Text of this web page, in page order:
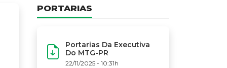
PORTARIAS
Portarias Da Executiva
Do MTG-PR
22/11/2025 - 10:31h